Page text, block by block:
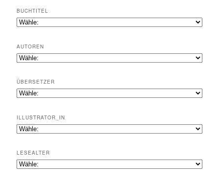
BUCHTITEL
AUTOREN
ÜBERSETZER
ILLUSTRATOR_IN
LESEALTER